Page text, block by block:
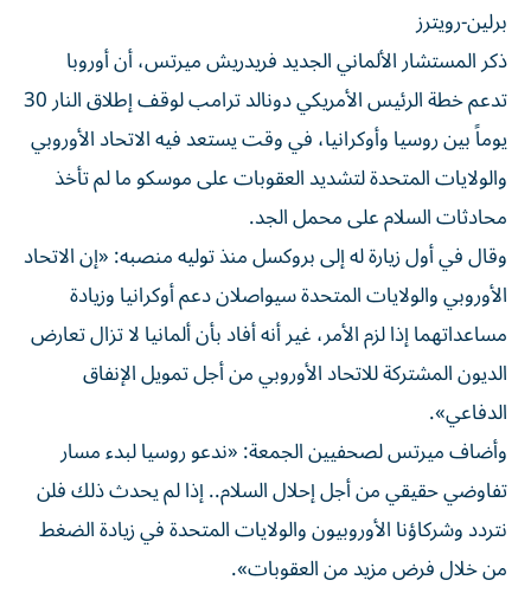
برلين-رويترز
ذكر المستشار الألماني الجديد فريدريش ميرتس، أن أوروبا
تدعم خطة الرئيس الأمريكي دونالد ترامب لوقف إطلاق النار 30
يوماً بين روسيا وأوكرانيا، في وقت يستعد فيه الاتحاد الأوروبي
والولايات المتحدة لتشديد العقوبات على موسكو ما لم تأخذ
محادثات السلام على محمل الجد.
وقال في أول زيارة له إلى بروكسل منذ توليه منصبه: «إن الاتحاد
الأوروبي والولايات المتحدة سيواصلان دعم أوكرانيا وزيادة
مساعداتهما إذا لزم الأمر، غير أنه أفاد بأن ألمانيا لا تزال تعارض
الديون المشتركة للاتحاد الأوروبي من أجل تمويل الإنفاق
الدفاعي».
وأضاف ميرتس لصحفيين الجمعة: «ندعو روسيا لبدء مسار
تفاوضي حقيقي من أجل إحلال السلام.. إذا لم يحدث ذلك فلن
نتردد وشركاؤنا الأوروبيون والولايات المتحدة في زيادة الضغط
من خلال فرض مزيد من العقوبات».